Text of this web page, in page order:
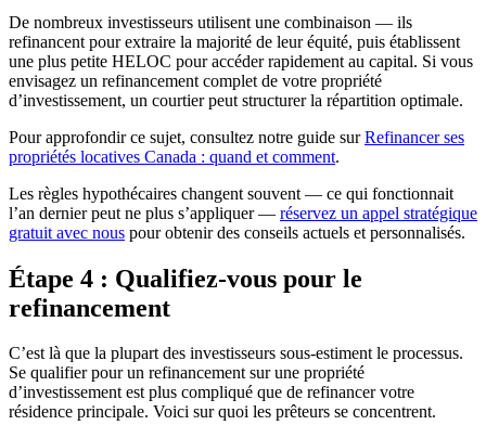
De nombreux investisseurs utilisent une combinaison — ils
refinancent pour extraire la majorité de leur équité, puis établissent
une plus petite HELOC pour accéder rapidement au capital. Si vous
envisagez un refinancement complet de votre propriété
d’investissement, un courtier peut structurer la répartition optimale.
Pour approfondir ce sujet, consultez notre guide surRefinancer ses
propriétés locatives Canada : quand et comment.
Les règles hypothécaires changent souvent — ce qui fonctionnait
l’an dernier peut ne plus s’appliquer — réservez un appel stratégique
gratuit avec nous pour obtenir des conseils actuels et personnalisés.
Étape 4 : Qualifiez-vous pour le
refinancement
C’est là que la plupart des investisseurs sous-estiment le processus.
Se qualifier pour un refinancement sur une propriété
d’investissement est plus compliqué que de refinancer votre
résidence principale. Voici sur quoi les prêteurs se concentrent.